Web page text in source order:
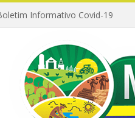
Informativo Covid-19